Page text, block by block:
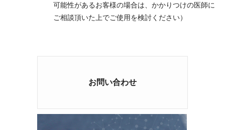
可能性があるお客様の場合は、かかりつけの医師に
ご相談頂いた上でご使用を検討ください）
お問い合わせ